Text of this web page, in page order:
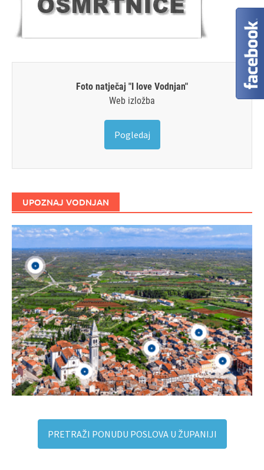
Foto natječaj "I love Vodnjan"
Web izložba
Pogledaj
UPOZNAJ VODNJAN
PRETRAŽI PONUDU POSLOVA U ŽUPANIJI